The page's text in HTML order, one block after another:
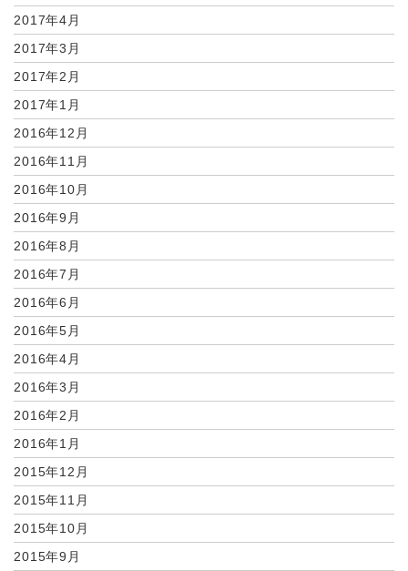
2017年4月
2017年3月
2017年2月
2017年1月
2016年12月
2016年11月
2016年10月
2016年9月
2016年8月
2016年7月
2016年6月
2016年5月
2016年4月
2016年3月
2016年2月
2016年1月
2015年12月
2015年11月
2015年10月
2015年9月